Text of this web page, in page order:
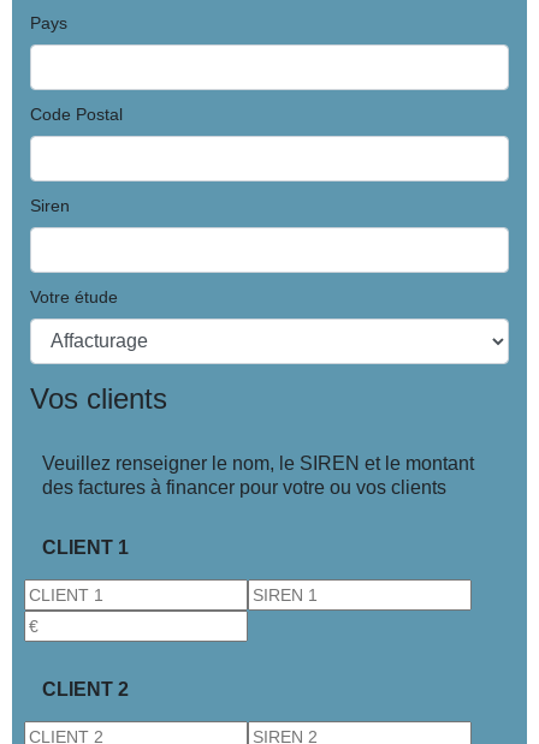
Pays
Code Postal
Siren
Votre étude
Vos clients
Veuillez renseigner le nom, le SIREN et le montant
des factures à financer pour votre ou vos clients
CLIENT 1
CLIENT 2